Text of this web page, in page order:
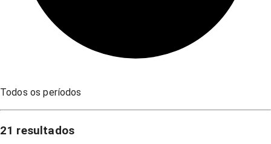
Todos os períodos
21 resultados